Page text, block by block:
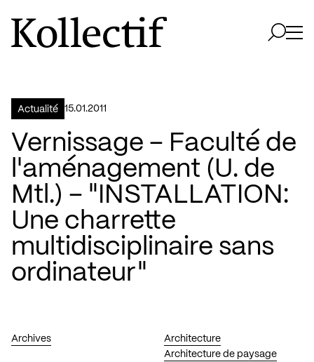
Aller à la page d'accueil
Logo Kollectif
Actualité 15.01.2011
Vernissage – Faculté de
l'aménagement (U. de
Mtl.) – "INSTALLATION:
Une charrette
multidisciplinaire sans
ordinateur"
Archives
Architecture
Architecture de paysage